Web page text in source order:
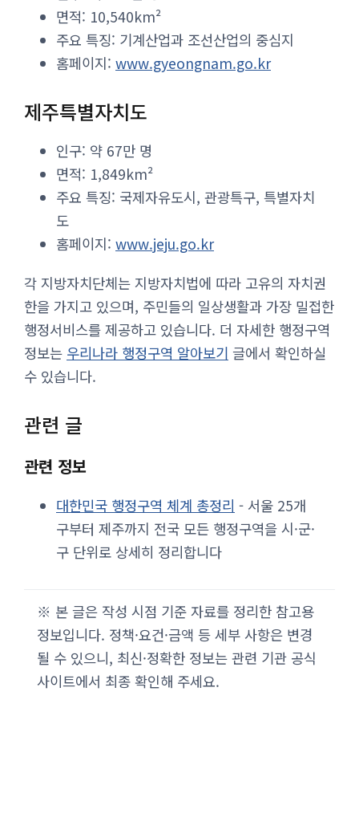
면적: 10,540km²
주요 특징: 기계산업과 조선산업의 중심지
홈페이지: www.gyeongnam.go.kr
제주특별자치도
인구: 약 67만 명
면적: 1,849km²
주요 특징: 국제자유도시, 관광특구, 특별자치
도
홈페이지: www.jeju.go.kr
각 지방자치단체는 지방자치법에 따라 고유의 자치권
한을 가지고 있으며, 주민들의 일상생활과 가장 밀접한
행정서비스를 제공하고 있습니다. 더 자세한 행정구역
정보는 우리나라 행정구역 알아보기 글에서 확인하실
수 있습니다.
관련 글
관련 정보
대한민국 행정구역 체계 총정리 - 서울 25개
구부터 제주까지 전국 모든 행정구역을 시·군·
구 단위로 상세히 정리합니다
※ 본 글은 작성 시점 기준 자료를 정리한 참고용
정보입니다. 정책·요건·금액 등 세부 사항은 변경
될 수 있으니, 최신·정확한 정보는 관련 기관 공식
사이트에서 최종 확인해 주세요.